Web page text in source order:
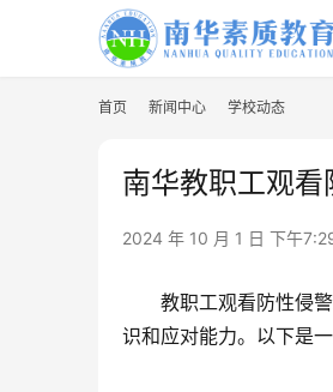
首页 新闻中心 学校动态
南华教职工观看
2024 年 10 月 1 日 下午
教职工观看防性侵
识和应对能力。以下是